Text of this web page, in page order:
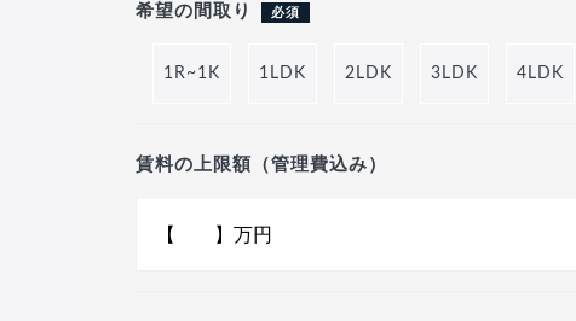
希望の間取り 必須
1R~1K 1LDK 2LDK 3LDK 4LDK
賃料の上限額（管理費込み）